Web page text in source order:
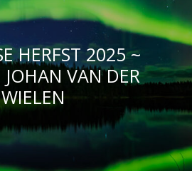
HERFST 2025 ~
JOHAN VAN DER
WIELEN